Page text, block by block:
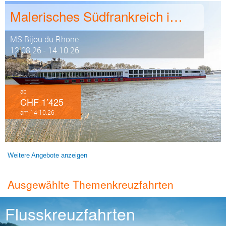
Malerisches Südfrankreich inkl Genusspaket 8 Tage ab/an Lyon
MS Bijou du Rhone
12.08.26 - 14.10.26
ab
CHF 1’425
am 14.10.26
Weitere Angebote anzeigen
Ausgewählte Themenkreuzfahrten
Flusskreuzfahrten